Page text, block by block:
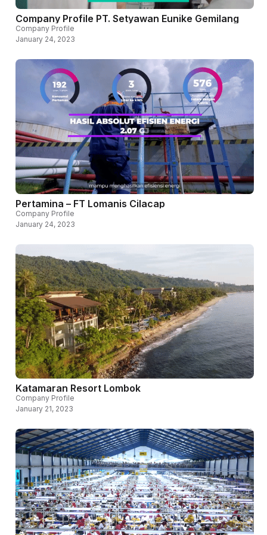
Company Profile PT. Setyawan Eunike Gemilang
Company Profile
January 24, 2023
Pertamina – FT Lomanis Cilacap
Company Profile
January 24, 2023
Katamaran Resort Lombok
Company Profile
January 21, 2023